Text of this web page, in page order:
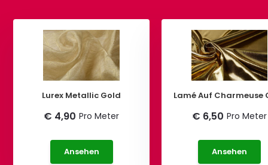
Lurex Metallic Gold
€ 4,90 Pro Meter
Ansehen
€ 6,50 Pro Meter
Ansehen